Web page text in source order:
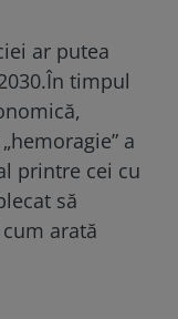
ar putea
timpul
a
printre cei cu
să
arată